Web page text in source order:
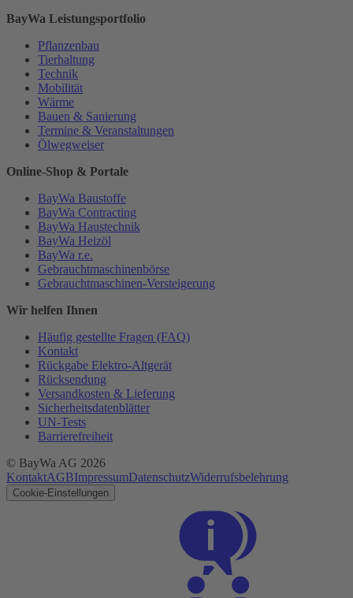
BayWa Leistungsportfolio
Pflanzenbau
Tierhaltung
Technik
Mobilität
Wärme
Bauen & Sanierung
Termine & Veranstaltungen
Ölwegweiser
Online-Shop & Portale
BayWa Baustoffe
BayWa Contracting
BayWa Haustechnik
BayWa Heizöl
BayWa r.e.
Gebrauchtmaschinenbörse
Gebrauchtmaschinen-Versteigerung
Wir helfen Ihnen
Häufig gestellte Fragen (FAQ)
Kontakt
Rückgabe Elektro-Altgerät
Rücksendung
Versandkosten & Lieferung
Sicherheitsdatenblätter
UN-Tests
Barrierefreiheit
© BayWa AG 2026
KontaktAGBImpressumDatenschutzWiderrufsbelehrung
Cookie-Einstellungen